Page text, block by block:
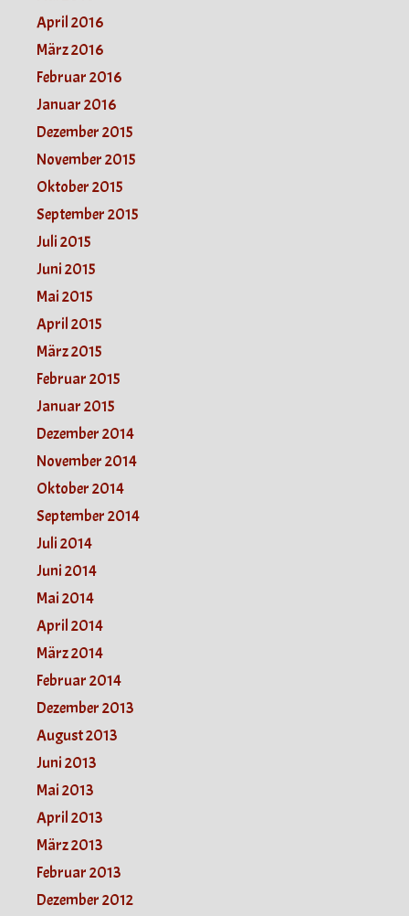
April 2016
März 2016
Februar 2016
Januar 2016
Dezember 2015
November 2015
Oktober 2015
September 2015
Juli 2015
Juni 2015
Mai 2015
April 2015
März 2015
Februar 2015
Januar 2015
Dezember 2014
November 2014
Oktober 2014
September 2014
Juli 2014
Juni 2014
Mai 2014
April 2014
März 2014
Februar 2014
Dezember 2013
August 2013
Juni 2013
Mai 2013
April 2013
März 2013
Februar 2013
Dezember 2012